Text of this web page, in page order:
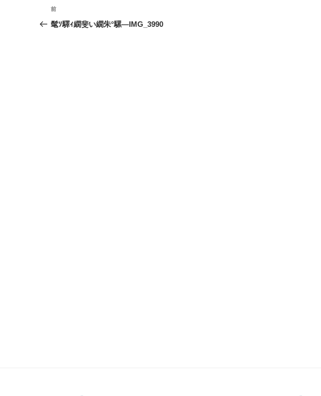
投
稿
前
の
前
髦ｿ驛ｨ繝斐い繝朱°騾―IMG_3990